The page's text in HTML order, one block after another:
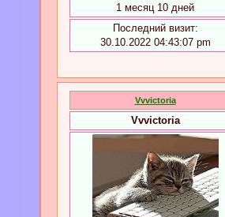
1 месяц 10 дней
Последний визит:
30.10.2022 04:43:07 pm
Vvvictoria
Vvvictoria